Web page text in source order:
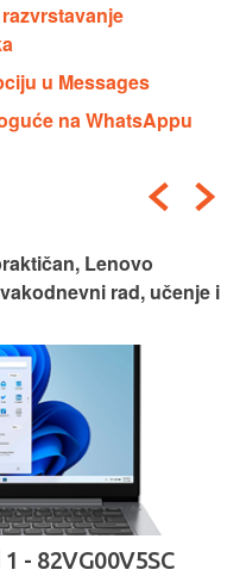
u Messages
na WhatsAppu
Lenovo
rad, učenje i
- 82VG00V5SC